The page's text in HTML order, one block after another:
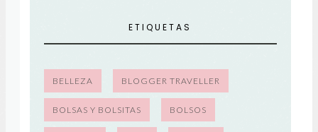
ETIQUETAS
BELLEZA BLOGGER TRAVELLER
BOLSAS Y BOLSITAS BOLSOS